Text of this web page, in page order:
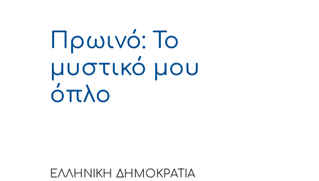
Πρωινό: Το
μυστικό μου
όπλο
ΕΛΛΗΝΙΚΗ ΔΗΜΟΚΡΑΤΙΑ